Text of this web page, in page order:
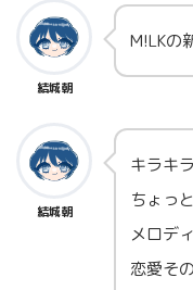
結城朝
M!LKの
結城朝
キラキ
ちょっ
メロデ
恋愛そ